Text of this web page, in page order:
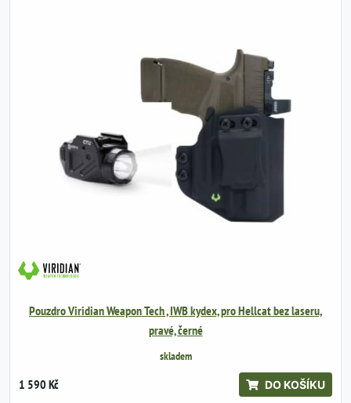
Pouzdro Viridian Weapon Tech , IWB kydex, pro Hellcat bez laseru,
pravé, černé
skladem
1 590 Kč DO KOŠÍKU